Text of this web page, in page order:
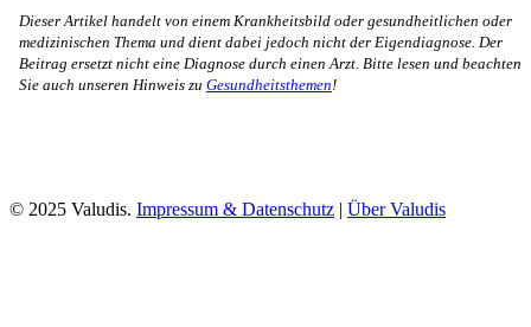
Dieser Artikel handelt von einem Krankheitsbild oder gesundheitlichen oder
medizinischen Thema und dient dabei jedoch nicht der Eigendiagnose. Der
Beitrag ersetzt nicht eine Diagnose durch einen Arzt. Bitte lesen und beachten
Sie auch unseren Hinweis zu Gesundheitsthemen!
© 2025 Valudis. Impressum & Datenschutz Über Valudis